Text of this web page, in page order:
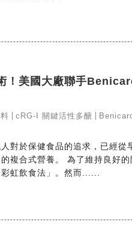
！美國大廠聯手
cRG-I 關鍵活性多醣
對於保健食品的追求，已經從
的複合式營養。 為了維持良好
虹飲食法」。然而......